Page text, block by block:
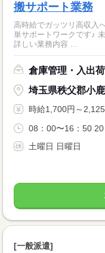
搬サポート業務
高時給でガッツリ高収入
単サポートワークです♪
詳しい業務内容 ...
倉庫管理・入出荷
埼玉県秩父郡小
時給1,700円～
08：00〜16：50 20
土曜日 日曜日
[一般派遣]